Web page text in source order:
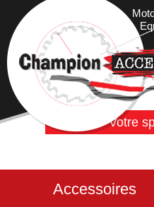
Votre
Accessoires